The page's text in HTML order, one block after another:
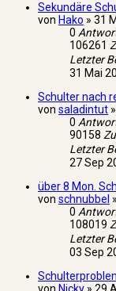
Sekundäre
von Hako » 31
0
106261
Letzter
31 Mai
Schulter nach
von saladintut »
0
90158
Letzter
27 Sep
über 8 Mon.
von schnubbel »
0
108019
Letzter
03 Sep